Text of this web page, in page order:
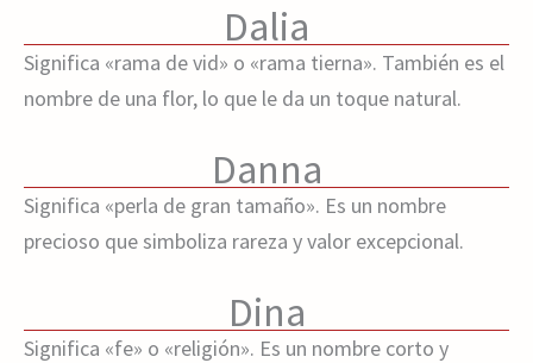
Dalia
Significa «rama de vid» o «rama tierna». También es el
nombre de una flor, lo que le da un toque natural.
Danna
Significa «perla de gran tamaño». Es un nombre
precioso que simboliza rareza y valor excepcional.
Dina
Significa «fe» o «religión». Es un nombre corto y